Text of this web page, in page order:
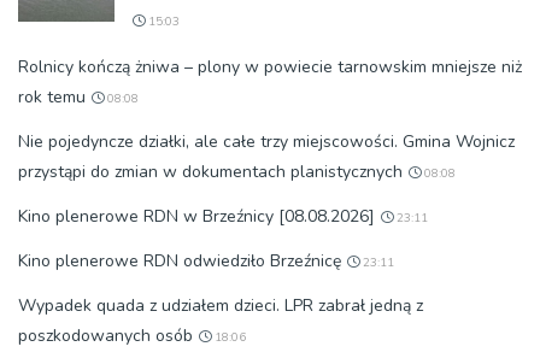
15:03
Rolnicy kończą żniwa – plony w powiecie tarnowskim mniejsze niż
rok temu
08:08
Nie pojedyncze działki, ale całe trzy miejscowości. Gmina Wojnicz
przystąpi do zmian w dokumentach planistycznych
08:08
Kino plenerowe RDN w Brzeźnicy [08.08.2026] 23:11
Kino plenerowe RDN odwiedziło Brzeźnicę 23:11
Wypadek quada z udziałem dzieci. LPR zabrał jedną z
poszkodowanych osób
18:06